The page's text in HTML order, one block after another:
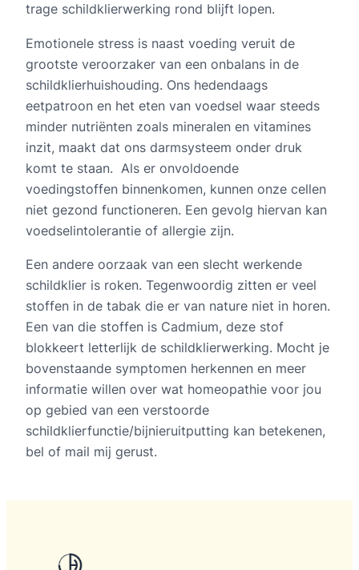
trage schildklierwerking rond blijft lopen.
Emotionele stress is naast voeding veruit de
grootste veroorzaker van een onbalans in de
schildklierhuishouding. Ons hedendaags
eetpatroon en het eten van voedsel waar steeds
minder nutriënten zoals mineralen en vitamines
inzit, maakt dat ons darmsysteem onder druk
komt te staan. Als er onvoldoende
voedingstoffen binnenkomen, kunnen onze cellen
niet gezond functioneren. Een gevolg hiervan kan
voedselintolerantie of allergie zijn.
Een andere oorzaak van een slecht werkende
schildklier is roken. Tegenwoordig zitten er veel
stoffen in de tabak die er van nature niet in horen.
Een van die stoffen is Cadmium, deze stof
blokkeert letterlijk de schildklierwerking. Mocht je
bovenstaande symptomen herkennen en meer
informatie willen over wat homeopathie voor jou
op gebied van een verstoorde
schildklierfunctie/bijnieruitputting kan betekenen,
bel of mail mij gerust.